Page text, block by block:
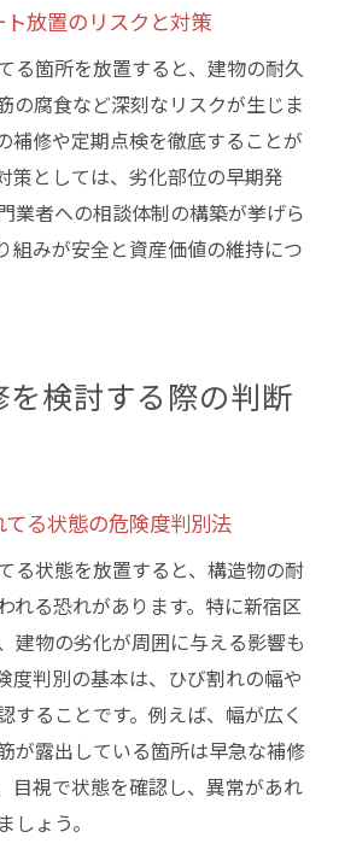
階段補修DIYの具体的な流れ
心なコンクリート割れ対策
ンクリートが割れてる時の注意
ひび割れ幅のチェック方法
ト割れてる幅を測定するポイン
が割れてる場合の危険度判断
トひび割れ幅と補修可否の目安
する際の注意点と選び方
割れてる補修業者選びの基準
者に割れてるコンクリートを
ひび割れ補修で確認したい契
の補修業者に見積もり依頼時
放置のリスクと対策
る箇所を放置すると、建物の耐久
の腐食など深刻なリスクが生じま
補修や定期点検を徹底することが
策としては、劣化部位の早期発
業者への相談体制の構築が挙げら
組みが安全と資産価値の維持につ
を検討する際の判断
る状態の危険度判別法
る状態を放置すると、構造物の耐
れる恐れがあります。特に新宿区
建物の劣化が周囲に与える影響も
度判別の基本は、ひび割れの幅や
することです。例えば、幅が広く
が露出している箇所は早急な補修
目視で状態を確認し、異常があれ
しょう。